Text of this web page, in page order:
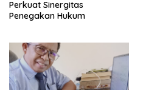
Perkuat Sinergitas
Penegakan Hukum